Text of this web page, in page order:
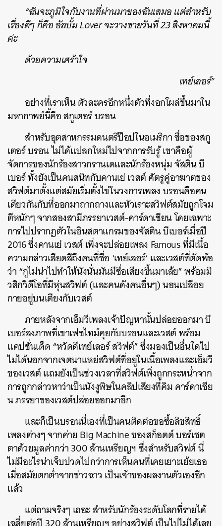
“ฉันจะภูมิใจกับงานที่ผ่านมาของฉันเสมอ แต่สำหรับ
เรื่องดีๆ ก็คือ อัลบั้ม Lover จะวางขายวันที่ 23 สิงหาคมนี้
ค่ะ
ด้วยความเศร้าใจ
เทย์เลอร์”
อย่างที่เราเห็น ตัวละครอีกหนึ่งตัวที่งอกโผล่ขึ้นมาใน
มหากาพย์นี้คือ สกูเตอร์ บรอน
สำหรับอุตสาหกรรมดนตรีป๊อปในอเมริกา ชื่อของสกู
เตอร์ บรอน ไม่ได้แปลกใหม่ไปจากการรับรู้ เขาคือผู้
จัดการของนักร้องสาวกรานเดและนักร้องหนุ่ม จัสติน บี
เบอร์ ทั้งยังเป็นคนสนิทกับคานเย่ เวสต์ ศัตรูคู่อาฆาตของ
สวิฟต์มาตั้งแต่สมัยเริ่มตั้งไข่ในวงการเพลงบรอนคือคน
เดียวกันกับที่ออกมาถากถางและหัวเราะสวิฟต์สมัยถูกโจม
ตีหนักๆ จากสองสามีภรรยาเวสต์-คาร์ดาเชียน โดยเฉพาะ
การไปปรากฏตัวในอินสตาแกรมของจัสติน บีเบอร์เมื่อปี
2016 ซึ่งคานเย่ เวสต์ เพิ่งจะปล่อยเพลง Famous ที่มีเนื้อ
ความกล่าวเสียดสีถึงคนที่ชื่อ ‘เทย์เลอร์’ และเวสต์ที่ตัดพ้อ
ว่า “กูไม่น่าไปทำให้นังนั่นมันมีชื่อเสียงขึ้นมาเล้ย” พร้อมมิ
วสิกวิดีโอที่มีหุ่นสวิฟต์ (และคนดังคนอื่นๆ) นอนเปลือย
กายอยู่บนเตียงกับเวสต์
ภายหลังจากเอ็มวีเพลงเจ้าปัญหานั้นปล่อยออกมา บี
เบอร์ลงภาพที่เขาเฟซไทม์คุยกับบรอนและเวสต์ พร้อม
แคปชั่นเด็ด “หวัดดีเทย์เลอร์ สวิฟต์” ซึ่งมองเป็นอื่นใดไป
ไม่ได้นอกจากเจตนาแหย่สวิฟต์ที่อยู่ในเนื้อเพลงและเอ็มวี
ของเวสต์ แถมยังเป็นช่วงเวลาที่สวิฟต์เพิ่งถูกกระหน่ำจาก
การถูกกล่าวหาว่าเป็นนังงูพิษในคลิปเสียงที่คิม คาร์ดาเชีย
น ภรรยาของเวสต์ปล่อยออกมาอีก
และก็เป็นบรอนนี่เองที่เป็นคนติดต่อขอซื้อลิขสิทธิ์
เพลงต่างๆ จากค่าย Big Machine ของสก็อตต์ บอร์เชต
ตาด้วยมูลค่ากว่า 300 ล้านเหรียญฯ ซึ่งสำหรับสวิฟต์ นี่
ไม่มีอะไรน่าเจ็บปวดไปกว่าการเห็นคนที่เคยเยาะเย้ยเธอ
เมื่อสมัยตกต่ำจากข่าวฉาว เป็นเจ้าของผลงานตัวเองอีก
แล้ว
แต่ถามจริงๆ เถอะ สำหรับนักร้องระดับโลกที่รายได้
SHARE TWEET LINE EMAIL